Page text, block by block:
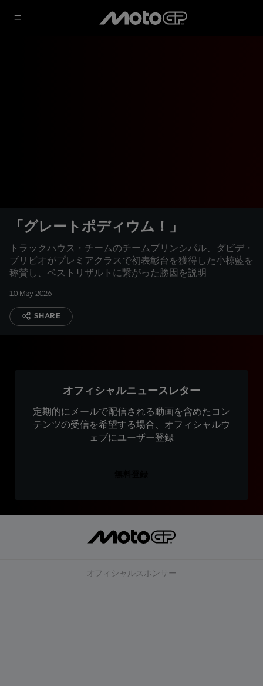
「グレートポディウム！」
トラックハウス・チームのチームプリンシパル、ダビデ・
ブリビオがプレミアクラスで初表彰台を獲得した小椋藍を
称賛し、ベストリザルトに繋がった勝因を説明
10 May 2026
SHARE
オフィシャルニュースレター
定期的にメールで配信される動画を含めたコン
テンツの受信を希望する場合、オフィシャルウ
ェブにユーザー登録
オフィシャルスポンサー